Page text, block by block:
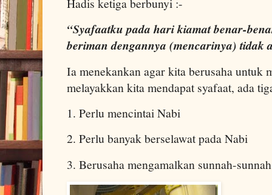
“Syafaatku pada hari kiamat benar-
beriman dengannya (mencarinya) tidak
Ia menekankan agar kita berusaha untuk
melayakkan kita mendapat syafaat, ada
1. Perlu mencintai Nabi
2. Perlu banyak berselawat pada Nabi
3. Berusaha mengamalkan sunnah-